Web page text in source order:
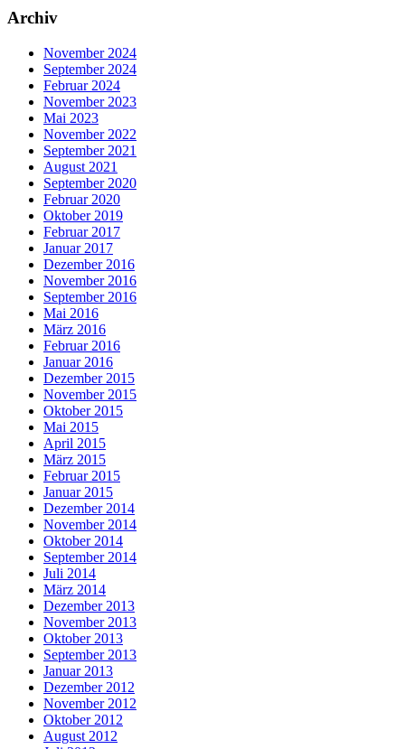
Archiv
November 2024
September 2024
Februar 2024
November 2023
Mai 2023
November 2022
September 2021
August 2021
September 2020
Februar 2020
Oktober 2019
Februar 2017
Januar 2017
Dezember 2016
November 2016
September 2016
Mai 2016
März 2016
Februar 2016
Januar 2016
Dezember 2015
November 2015
Oktober 2015
Mai 2015
April 2015
März 2015
Februar 2015
Januar 2015
Dezember 2014
November 2014
Oktober 2014
September 2014
Juli 2014
März 2014
Dezember 2013
November 2013
Oktober 2013
September 2013
Januar 2013
Dezember 2012
November 2012
Oktober 2012
August 2012